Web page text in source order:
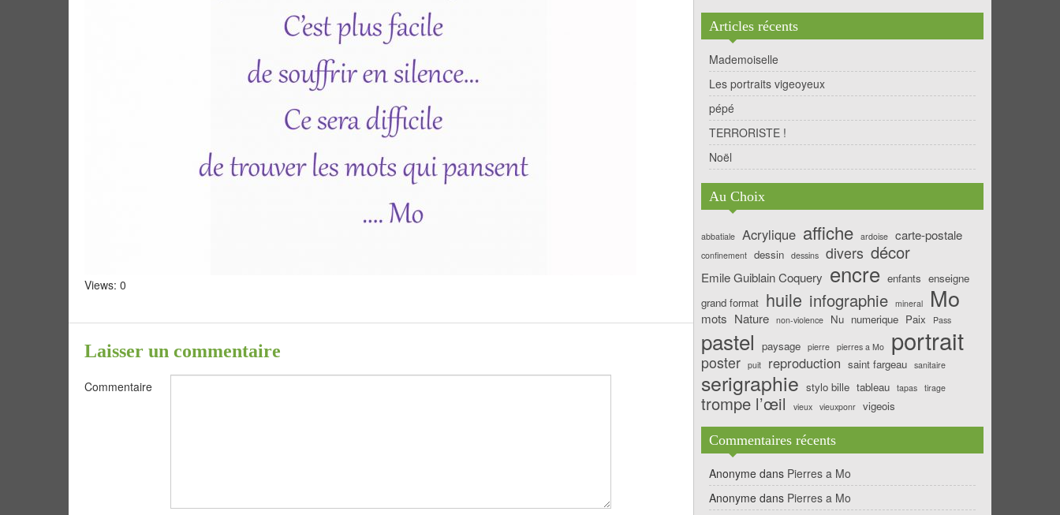
Views: 0
Laisser un commentaire
Commentaire
Articles récents
Mademoiselle
Les portraits vigeoyeux
pépé
TERRORISTE !
Noël
Au Choix
abbatiale Acrylique affiche ardoise carte-postale
confinement dessin dessins divers décor
Emile Guiblain Coquery encre enfants enseigne
grand format huile infographie mineral Mo
mots Nature non-violence Nu numerique Paix Pass
pastel paysage pierre pierres a Mo portrait
poster puit reproduction saint fargeau sanitaire
serigraphie stylo bille tableau tapas tirage
trompe l’œil vieux vieuxponr vigeois
Commentaires récents
Anonyme dans Pierres a Mo
Anonyme dans Pierres a Mo